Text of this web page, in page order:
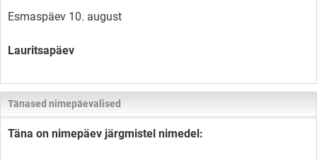
Esmaspäev 10. august
Lauritsapäev
Tänased nimepäevalised
Täna on nimepäev järgmistel nimedel: